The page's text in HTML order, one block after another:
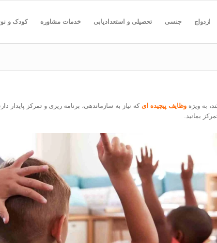
ازدواج جنسی تحصیلی و استعدادیابی خدمات مشاوره کودک و
به ویژه وظایف پیچیده ای که نیاز به سازماندهی، برنامه ریزی و تمرکز پایدار
بمانید.